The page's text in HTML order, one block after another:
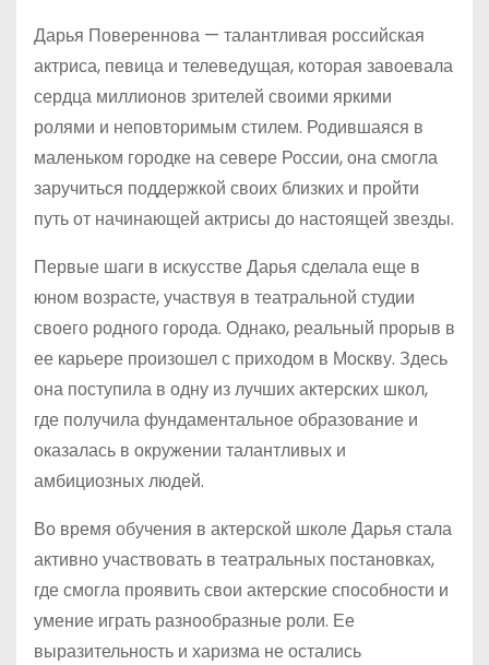
Дарья Повереннова — талантливая российская
актриса, певица и телеведущая, которая завоевала
сердца миллионов зрителей своими яркими
ролями и неповторимым стилем. Родившаяся в
маленьком городке на севере России, она смогла
заручиться поддержкой своих близких и пройти
путь от начинающей актрисы до настоящей звезды.
Первые шаги в искусстве Дарья сделала еще в
юном возрасте, участвуя в театральной студии
своего родного города. Однако, реальный прорыв в
ее карьере произошел с приходом в Москву. Здесь
она поступила в одну из лучших актерских школ,
где получила фундаментальное образование и
оказалась в окружении талантливых и
амбициозных людей.
Во время обучения в актерской школе Дарья стала
активно участвовать в театральных постановках,
где смогла проявить свои актерские способности и
умение играть разнообразные роли. Ее
выразительность и харизма не остались